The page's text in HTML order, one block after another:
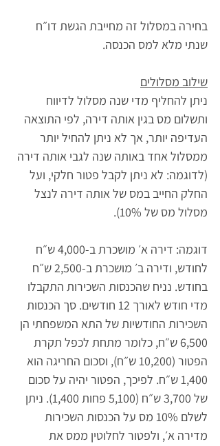
בחירה במסלול זה מחייבת הגשת דו״ח
שנתי מלא למס הכנסה.
שילוב מסלולים
ניתן להחליף מדי שנה מסלול לדיווח
ותשלום מס בגין אותה דירה, לפי התוצאה
העדיפה יותר, אך לא ניתן להחיל יותר
ממסלול אחד באותה שנה לגבי אותה דירה
(לדוגמה: לא ניתן לקבל פטור חלקי, ועל
החלק החייב במס של אותה דירה לנצל
מסלול מס של 10%).
דוגמה: דירה א׳ מושכרת ב-4,000 ש״ח
לחודש, ודירה ב׳ מושכרת ב-2,500 ש״ח
בחודש. נניח שהכנסות השכירות התקבלו
מדי חודש לאורך 12 חודשים. סך הכנסות
השכירות החודשיות של התא המשפחתי הן
6,500 ש״ח, כלומר מתחת לכפל תקרת
הפטור (10,200 ש״ח), וסכום החריגה הוא
1,400 ש״ח. לפיכך, הפטור יהיה על סכום
של 3,700 ש״ח (5,100 פחות 1,400). ניתן
לשלם 10% מס על הכנסות השכירות
מדירה א׳, ולפטור לחלוטין ממס את